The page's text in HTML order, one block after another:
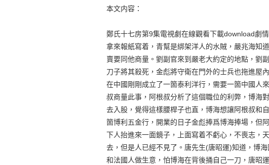
本文内容：
鄭氏十七房第9集電視劇在線觀看下載download劇
拿來報紙寫着，青幫是綁架洋人的水賊，嚴兆海知
賣要同他商量。劉副官來到嚴老大約定的地點，劉
刀子將其殺死，金彪將守衛在門外的士兵也拖進屋
在中國剛剛成立了一箇泰利洋行，需要一箇中國人
叔商量此事，阿根叔分析了這個職位的利弊，博海
去入股，覺得這樣腰桿子也直，博海想讓阿根叔和
箇博利五金行，開業的日子金彪捧爲博海捧場，但
下人抬進來一面鏡子，上面寫着不虧心，不喪志，
去，但是人已經不見了。唐先生(唐昭運)知道，博
和法國人做生意，怕博海在背後捅自己一刀，唐昭